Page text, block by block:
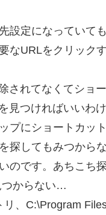
設定になっていて
なURLをクリック
されてなくてショ
見つければいいわ
プにショートカット
探してもみつからな
のです。あちこち探
つからない…
、C:\Program Files